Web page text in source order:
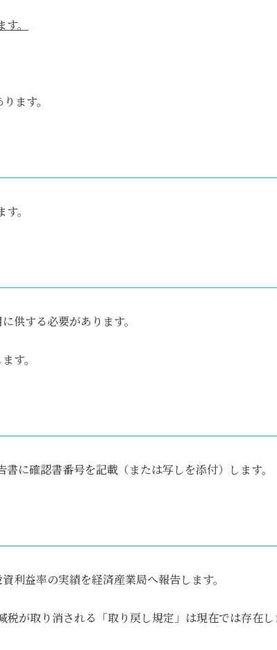
。
ます。
。
供する必要があります。
す。
に確認書番号を記載（または写しを添付）します。
利益率の実績を経済産業局へ報告します。
税が取り消される「取り戻し規定」は現在では存在